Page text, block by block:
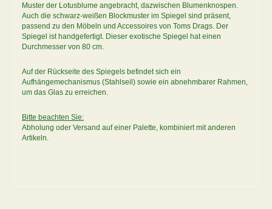
Muster der Lotusblume angebracht, dazwischen Blumenknospen.
Auch die schwarz-weißen Blockmuster im Spiegel sind präsent,
passend zu den Möbeln und Accessoires von Toms Drags. Der
Spiegel ist handgefertigt. Dieser exotische Spiegel hat einen
Durchmesser von 80 cm.
Auf der Rückseite des Spiegels befindet sich ein
Aufhängemechanismus (Stahlseil) sowie ein abnehmbarer Rahmen,
um das Glas zu erreichen.
Bitte beachten Sie:
Abholung oder Versand auf einer Palette, kombiniert mit anderen
Artikeln.